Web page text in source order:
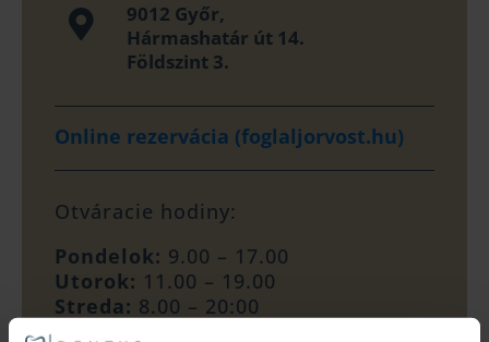

9012 Győr,
Hármashatár út 14.
Földszint 3.
Online rezervácia (foglaljorvost.hu)
Otváracie hodiny:
Pondelok: 9.00 – 17.00
Utorok: 11.00 – 19.00
Streda: 8.00 – 20:00